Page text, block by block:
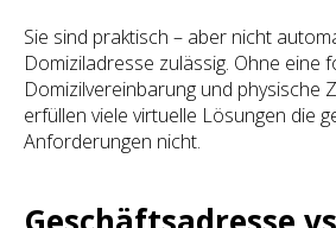
Sie sind praktisch – aber nicht
Domiziladresse zulässig. Ohne eine
Domizilvereinbarung und physische
erfüllen viele virtuelle Lösungen die
Anforderungen nicht.